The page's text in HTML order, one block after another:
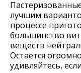
лучшим
процессе
большинство
веществ
Остается
удивляйтесь,